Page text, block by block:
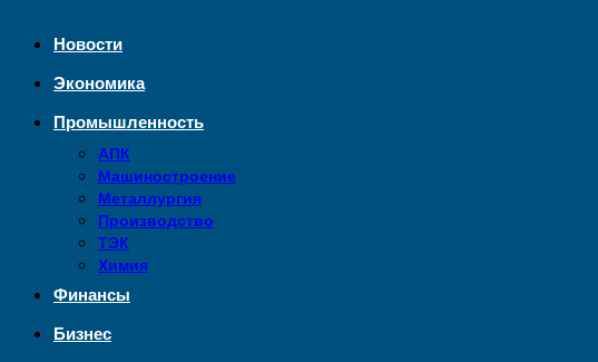
Новости
Экономика
Промышленность
АПК
Машиностроение
Металлургия
Производство
ТЭК
Химия
Финансы
Бизнес